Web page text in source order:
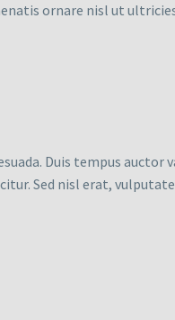
ornare nisl ut
Duis tempus auctor
Sed nisl erat,